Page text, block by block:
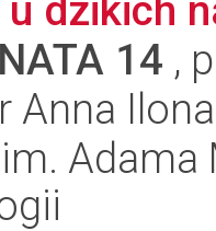
dzikich
14 ,
Anna